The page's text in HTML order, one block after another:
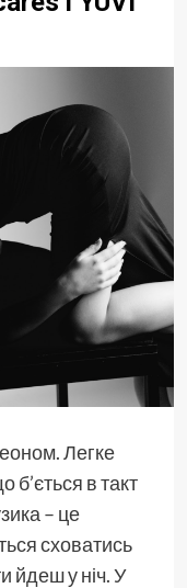
Легке
б’ється в такт
– це
сховатись
йдеш у ніч. У